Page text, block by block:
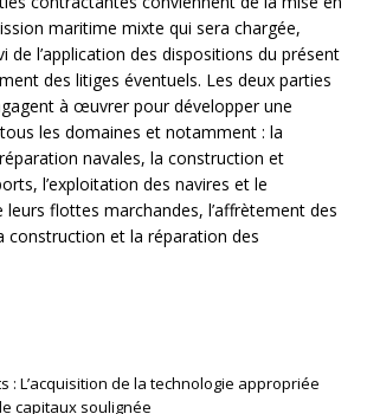
maritime mixte qui sera chargée,
de l’application des dispositions du présent
des litiges éventuels. Les deux parties
à œuvrer pour développer une
les domaines et notamment : la
navales, la construction et
l’exploitation des navires et le
flottes marchandes, l’affrètement des
construction et la réparation des
: L’acquisition de la technologie appropriée
capitaux soulignée